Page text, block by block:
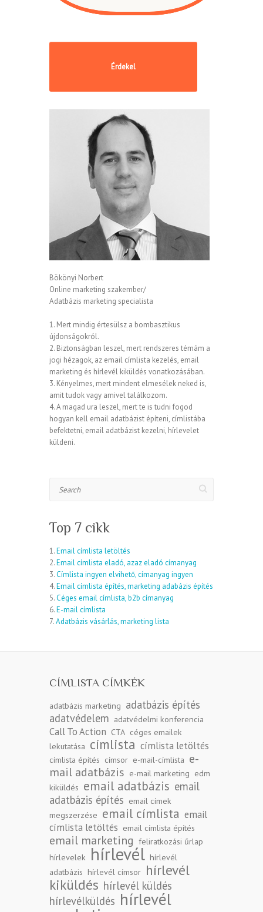
Bökönyi Norbert
Online marketing szakember/
Adatbázis marketing specialista
1. Mert mindig értesülsz a bombasztikus
újdonságokról.
2. Biztonságban leszel, mert rendszeres témám a
jogi hézagok, az email címlista kezelés, email
marketing és hírlevél kiküldés vonatkozásában.
3. Kényelmes, mert mindent elmesélek neked is,
amit tudok vagy amivel találkozom.
4. A magad ura leszel, mert te is tudni fogod
hogyan kell email adatbázist építeni, címlistába
befektetni, email adatbázist kezelni, hírlevelet
küldeni.
Top 7 cikk
1.Email címlista letöltés
2.Email címlista eladó, azaz eladó címanyag
3.Címlista ingyen elvihető, címanyag ingyen
4.Email címlista építés, marketing adabázis építés
5.Céges email címlista, b2b címanyag
6.E-mail címlista
7.Adatbázis vásárlás, marketing lista
CÍMLISTA CÍMKÉK
adatbázis marketing adatbázis építés
adatvédelem adatvédelmi konferencia
Call To Action CTA céges emailek
lekutatása címlista címlista letöltés
címlista építés címsor e-mail-címlista e-
mail adatbázis e-mail marketing edm
kiküldés email adatbázis email
adatbázis építés email címek
megszerzése email címlista email
címlista letöltés email címlista építés
email marketing feliratkozási űrlap
hírlevelek
hírlevél hírlevél
adatbázis hírlevél címsor hírlevél
kiküldés hírlevél küldés
hírlevélküldés hírlevél